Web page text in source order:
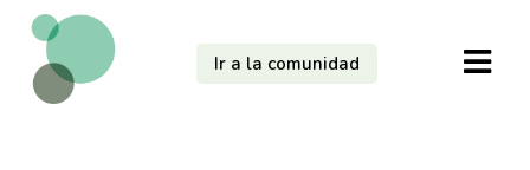
Ir a la comunidad